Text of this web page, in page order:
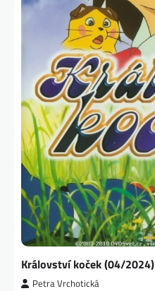
Království koček (04/2024)
Petra Vrchotická